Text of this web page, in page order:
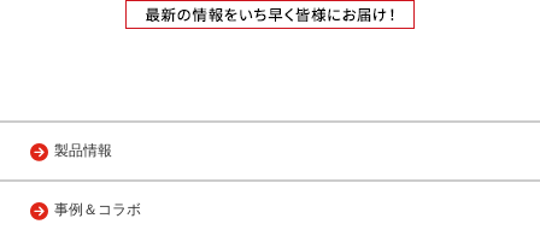
製品情報
事例＆コラボ